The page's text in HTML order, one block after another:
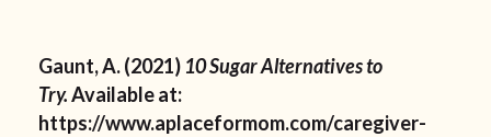
Gaunt, A. (2021) 10 Sugar Alternatives to
Try.Available at:
https://www.aplaceformom.com/caregiver-